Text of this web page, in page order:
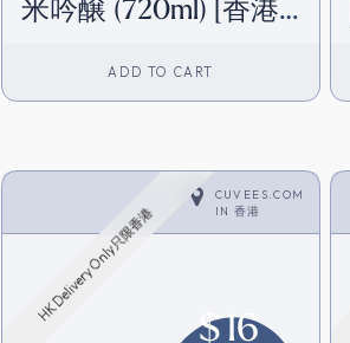
米吟醸 (720ml) [香港
ADD TO CART
CUVEES.COM
IN 香港
HK Delivery Only只限香港
$16